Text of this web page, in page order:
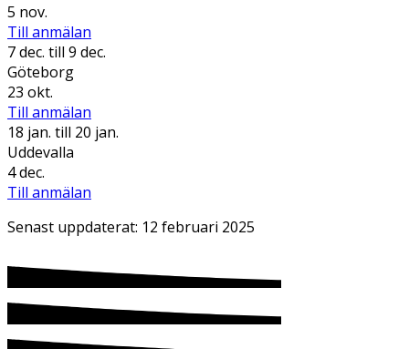
5 nov.
Till anmälan
7 dec. till 9 dec.
Göteborg
23 okt.
Till anmälan
18 jan. till 20 jan.
Uddevalla
4 dec.
Till anmälan
Senast uppdaterat: 12 februari 2025